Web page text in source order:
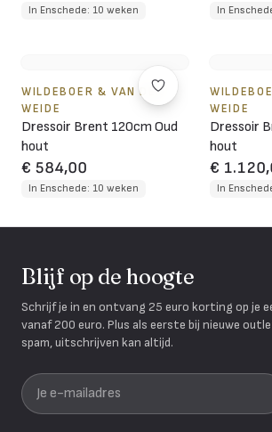
In Enschede: 10 weken In
WILDEBOER & VAN DER
WEIDE
Dressoir Brent 120cm Oud
hout
€ 584,00
In Enschede: 10 weken
WEIDE
Dressoir
hout
€
In
Blijf op de hoogte
Schrijf je in en ontvang 25 euro korting op je
vanaf 200 euro. Plus als eerste bij nieuwe
spam, uitschrijven kan altijd.
Je e-mailadres